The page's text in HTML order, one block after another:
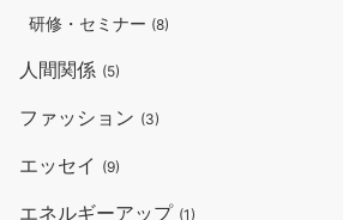
研修・セミナー (8)
人間関係 (5)
ファッション (3)
エッセイ (9)
エネルギーアップ (1)